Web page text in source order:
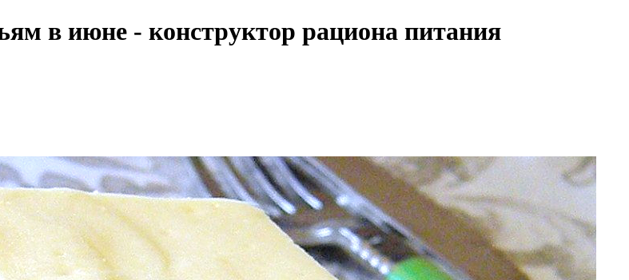
в июне - конструктор рациона питания